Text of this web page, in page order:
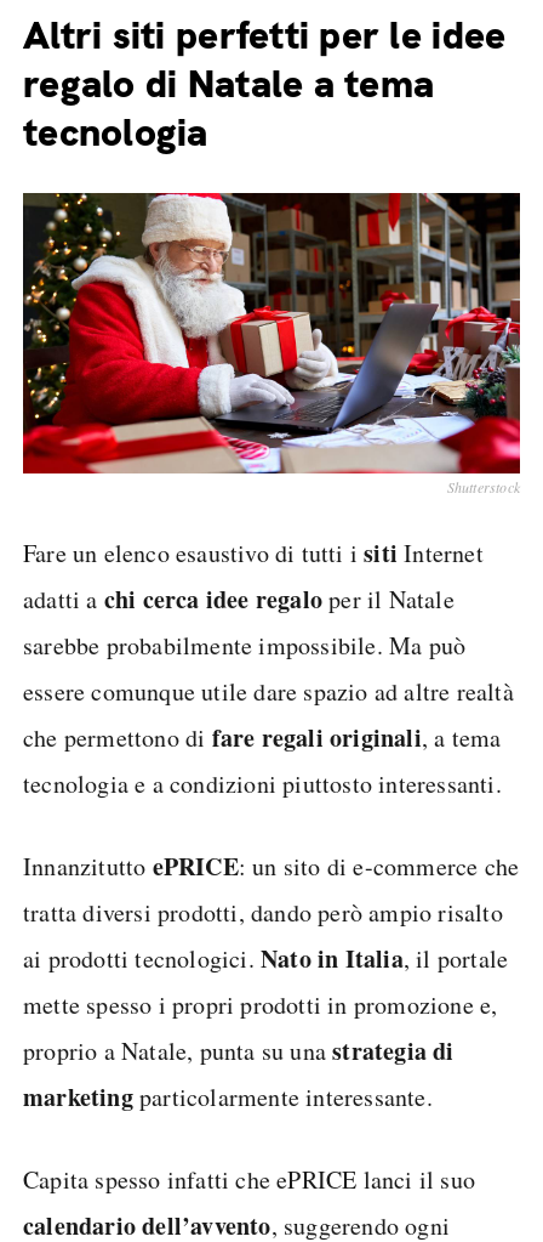
Altri siti perfetti per le idee
regalo di Natale a tema
tecnologia
Shutterstock
Fare un elenco esaustivo di tutti isiti Internet
adatti a chi cerca idee regaloper il Natale
sarebbe probabilmente impossibile. Ma può
essere comunque utile dare spazio ad altre realtà
che permettono di fare regali originali, a tema
tecnologia e a condizioni piuttosto interessanti.
Innanzitutto ePRICE: un sito di e-commerce che
tratta diversi prodotti, dando però ampio risalto
ai prodotti tecnologici. Nato in Italia, il portale
mette spesso i propri prodotti in promozione e,
proprio a Natale, punta su unastrategia di
marketingparticolarmente interessante.
Capita spesso infatti che ePRICE lanci il suo
calendario dell’avvento, suggerendo ogni